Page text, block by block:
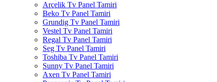
Arçelik Tv Panel Tamiri
Beko Tv Panel Tamiri
Grundig Tv Panel Tamiri
Vestel Tv Panel Tamiri
Regal Tv Panel Tamiri
Seg Tv Panel Tamiri
Toshiba Tv Panel Tamiri
Sunny Tv Panel Tamiri
Axen Tv Panel Tamiri